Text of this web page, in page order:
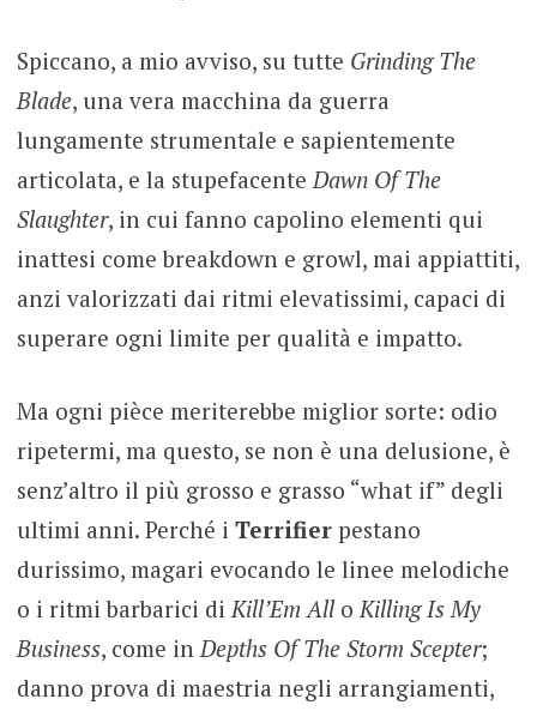
Spiccano, a mio avviso, su tutte Grinding The
Blade, una vera macchina da guerra
lungamente strumentale e sapientemente
articolata, e la stupefacente Dawn Of The
Slaughter, in cui fanno capolino elementi qui
inattesi come breakdown e growl, mai appiattiti,
anzi valorizzati dai ritmi elevatissimi, capaci di
superare ogni limite per qualità e impatto.
Ma ogni pièce meriterebbe miglior sorte: odio
ripetermi, ma questo, se non è una delusione, è
senz’altro il più grosso e grasso “what if” degli
ultimi anni. Perché i Terrifierpestano
durissimo, magari evocando le linee melodiche
o i ritmi barbarici diKill’Em All oKilling Is My
Business, come inDepths Of The Storm Scepter;
danno prova di maestria negli arrangiamenti,